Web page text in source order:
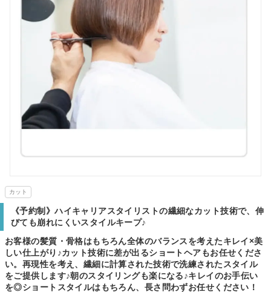
カット
《予約制》ハイキャリアスタイリストの繊細なカット技術で、伸
びても崩れにくいスタイルキープ♪
お客様の髪質・骨格はもちろん全体のバランスを考えたキレイ×美
しい仕上がり♪カット技術に差が出るショートヘアもお任せくださ
い。再現性を考え、繊細に計算された技術で洗練されたスタイル
をご提供します♪朝のスタイリングも楽になる♪キレイのお手伝い
を◎ショートスタイルはもちろん、長さ問わずお任せください！